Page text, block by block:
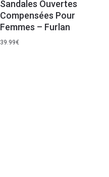
Sandales Ouvertes
Compensées Pour
Femmes – Furlan
39.99€